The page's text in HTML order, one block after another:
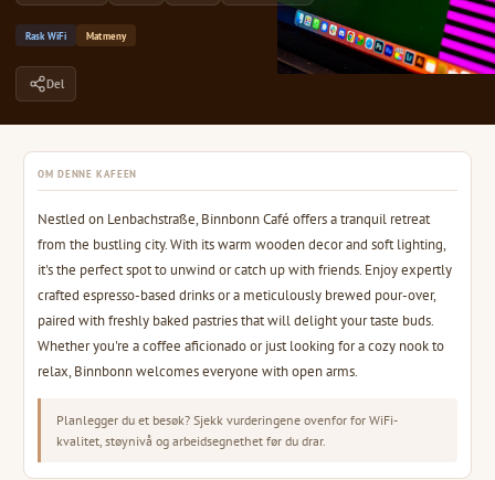
Rask WiFi Matmeny
Del
OM DENNE KAFEEN
Nestled on Lenbachstraße, Binnbonn Café offers a tranquil retreat
from the bustling city. With its warm wooden decor and soft lighting,
it's the perfect spot to unwind or catch up with friends. Enjoy expertly
crafted espresso-based drinks or a meticulously brewed pour-over,
paired with freshly baked pastries that will delight your taste buds.
Whether you're a coffee aficionado or just looking for a cozy nook to
relax, Binnbonn welcomes everyone with open arms.
Planlegger du et besøk? Sjekk vurderingene ovenfor for WiFi-
kvalitet, støynivå og arbeidsegnethet før du drar.